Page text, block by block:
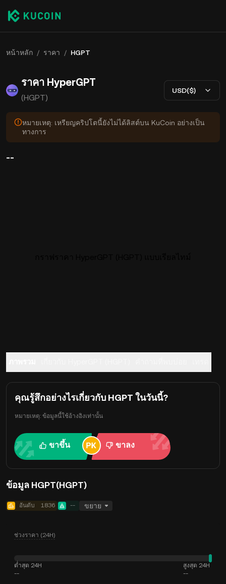
หน้าหลัก / ราคา / HGPT
ราคา HyperGPT
(HGPT)
USD($)
หมายเหตุ: เหรียญคริปโตนี้ยังไม่ได้ลิสต์บน KuCoin อย่างเป็น
ทางการ
--
คุณรู้สึกอย่างไรเกี่ยวกับ HGPT ในวันนี้?
หมายเหตุ: ข้อมูลนี้ใช้อ้างอิงเท่านั้น
ขาขึ้น ขาลง
ข้อมูล HGPT(HGPT)
อันดับ 1836 -- ขยาย
ช่วงราคา (24H)
ต่ำสุด 24H
--
สูงสุด 24H
--